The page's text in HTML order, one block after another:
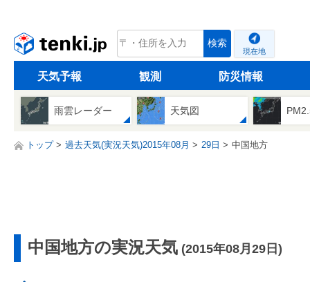
tenki.jp 検索
現在地
天気予報 観測 防災情報
雨雲レーダー 天気図
トップ 過去天気(実況天気)2015年08月 29日 中国地方
中国地方の実況天気 (2015年08月29日)